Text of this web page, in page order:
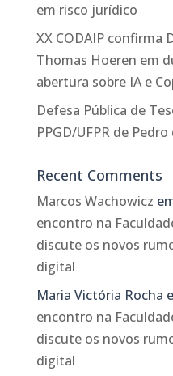
em risco jurídico
XX CODAIP confirma
Thomas Hoeren em
abertura sobre IA e
Defesa Pública de
PPGD/UFPR de
Recent Comments
Marcos Wachowicz
encontro na
discute os novos
digital
Maria Victória Rocha
encontro na
discute os novos
digital